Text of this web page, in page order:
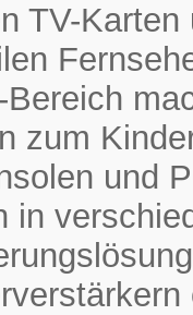
TV-
Bereich
zum
und
in